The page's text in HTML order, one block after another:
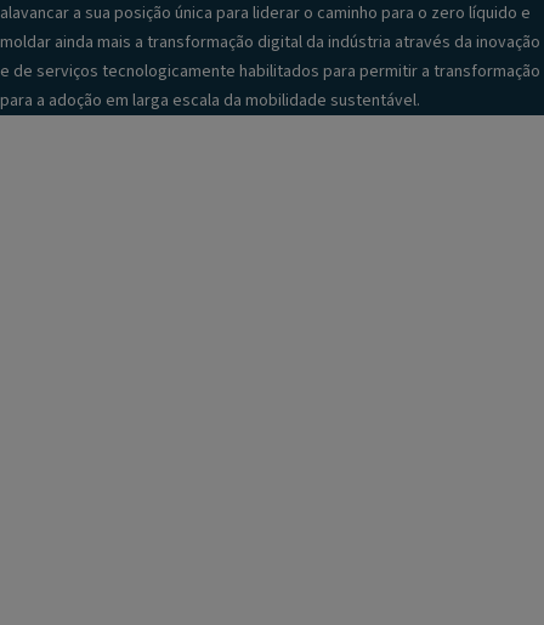
alavancar a sua posição única para liderar o caminho para o zero líquido e
moldar ainda mais a transformação digital da indústria através da inovação
e de serviços tecnologicamente habilitados para permitir a transformação
para a adoção em larga escala da mobilidade sustentável.